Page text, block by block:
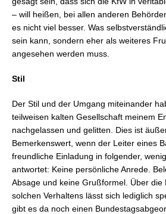
– will heißen, bei allen anderen
es nicht viel besser. Was
sein kann, sondern eher als weiteres
angesehen werden muss.
Stil
Der Stil und der Umgang miteinander
teilweisen kalten Gesellschaft meinem
nachgelassen und gelitten. Dies ist
Bemerkenswert, wenn der Leiter eines
freundliche Einladung in folgender,
antwortet: Keine persönliche Anrede.
Absage und keine Grußformel. Über die
solchen Verhaltens lässt sich lediglich
gibt es da noch einen